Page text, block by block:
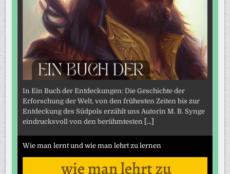
In Ein Buch der Entdeckungen: Die Geschichte der
Erforschung der Welt, von den frühesten Zeiten bis zur
Entdeckung des Südpols erzählt uns Autorin M. B. Synge
eindrucksvoll von den berühmtesten [...]
Wie man lernt und wie man lehrt zu lernen